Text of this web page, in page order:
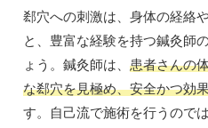
郄穴への刺激は、身体の経絡
と、豊富な経験を持つ鍼灸師
ょう。鍼灸師は、 患者さんの
な郄穴を見極め、安全かつ効
す。自己流で施術を行うので